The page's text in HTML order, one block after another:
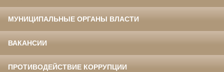
МУНИЦИПАЛЬНЫЕ ОРГАНЫ ВЛАСТИ
ВАКАНСИИ
ПРОТИВОДЕЙСТВИЕ КОРРУПЦИИ